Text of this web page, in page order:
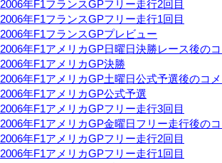
2006年F1フランスGPフリー走行2回目
2006年F1フランスGPフリー走行1回目
2006年F1フランスGPプレビュー
2006年F1アメリカGP日曜日決勝レース後の
2006年F1アメリカGP決勝
2006年F1アメリカGP土曜日公式予選後のコ
2006年F1アメリカGP公式予選
2006年F1アメリカGPフリー走行3回目
2006年F1アメリカGP金曜日フリー走行後の
2006年F1アメリカGPフリー走行2回目
2006年F1アメリカGPフリー走行1回目